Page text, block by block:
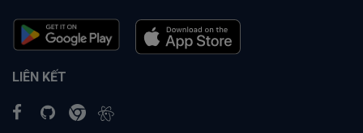
LIÊN KẾT